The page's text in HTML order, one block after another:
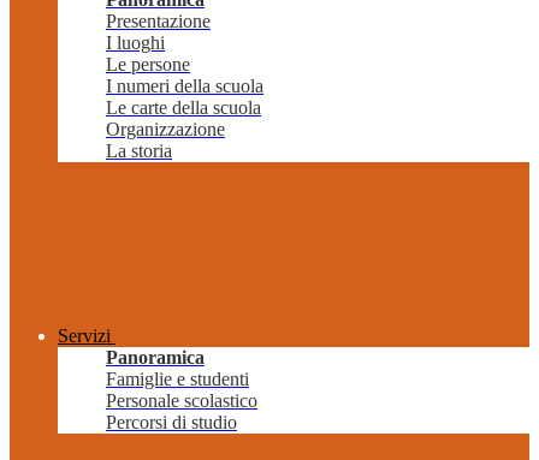
Presentazione
I luoghi
Le persone
I numeri della scuola
Le carte della scuola
Organizzazione
La storia
Servizi
Panoramica
Famiglie e studenti
Personale scolastico
Percorsi di studio